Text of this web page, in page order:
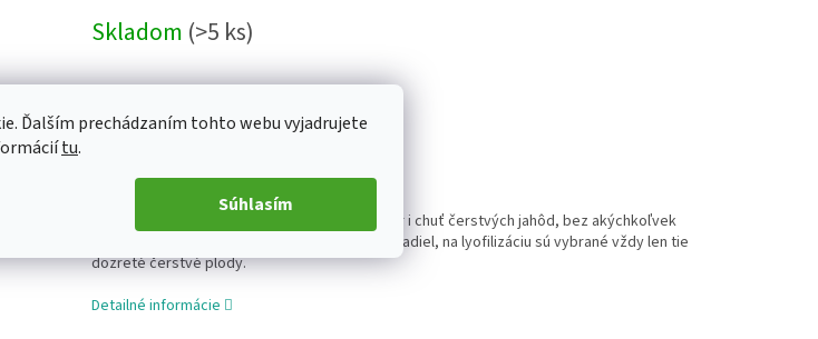
Ďalším prechádzaním tohto webu vyjadrujete
tu.
Súhlasím
cena:
Skladom (>5 ks)
Pridať do košíka
Lyofilizované jahody sú:
100% jahody, ktoré majú zachovanú farbu, tvar i chuť čerstvých jahôd, bez akýchkoľvek
pridaných stabilizačných látok alebo dochucovadiel, na lyofilizáciu sú vybrané vždy len tie
dozreté čerstvé plody.
Detailné informácie